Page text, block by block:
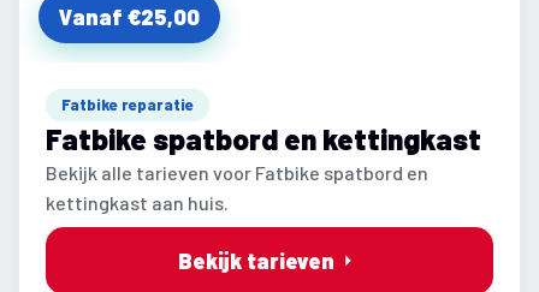
Vanaf €25,00
Fatbike reparatie
Fatbike spatbord en kettingkast
Bekijk alle tarieven voor Fatbike spatbord en
kettingkast aan huis.
Bekijk tarieven